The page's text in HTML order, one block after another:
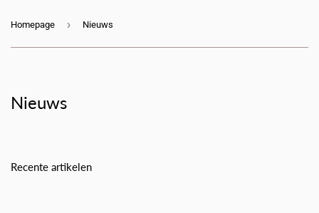
Homepage › Nieuws
Nieuws
Recente artikelen